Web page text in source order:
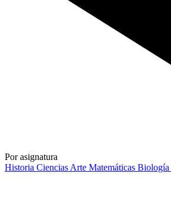
Por asignatura
Historia Ciencias Arte Matemáticas Biología